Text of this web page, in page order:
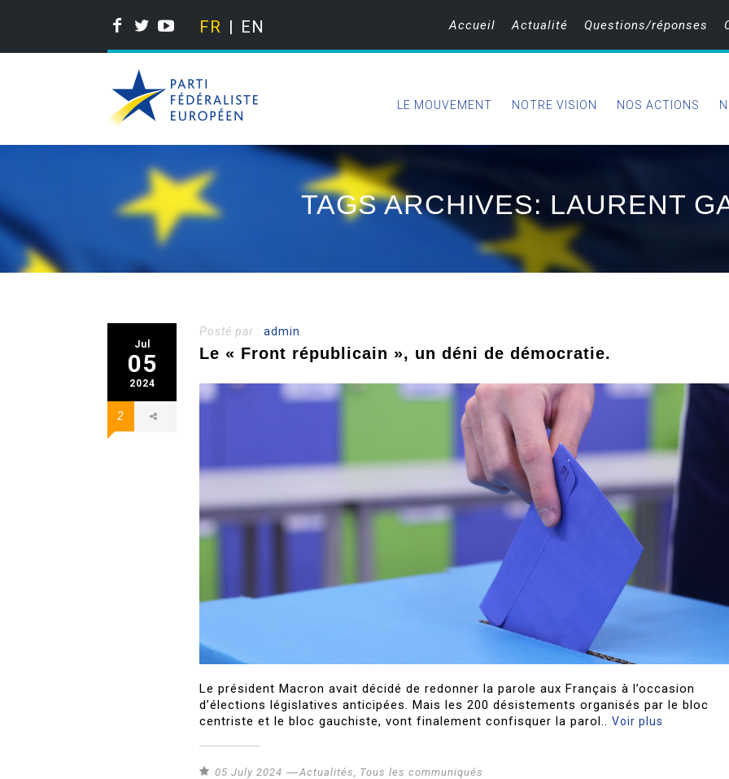
FR EN Accueil Actualité Questions/réponses
LE MOUVEMENT NOTRE VISION NOS ACTIONS
TAGS ARCHIVES: LAURENT
Jul
05
2024
2
Posté par : admin
Le « Front républicain », un déni de démocratie.
Le président Macron avait décidé de redonner la parole aux Français à l’occasion
d’élections législatives anticipées. Mais les 200 désistements organisés par le bloc
centriste et le bloc gauchiste, vont finalement confisquer la parol.. Voir plus
05 July 2024 Actualités Tous les communiqués